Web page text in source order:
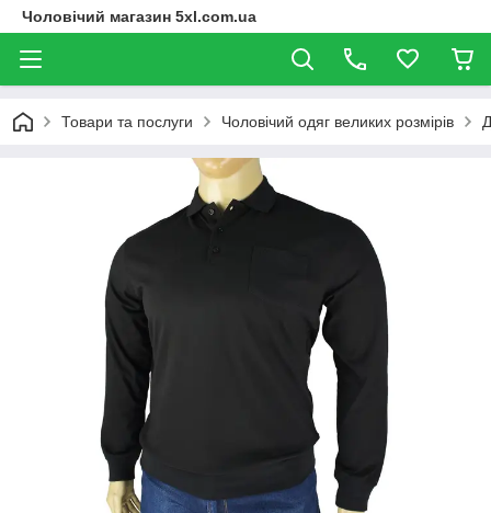
Чоловічий магазин 5xl.com.ua
Товари та послуги Чоловічий одяг великих розмірів